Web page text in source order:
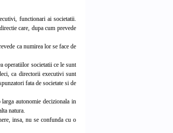
functionari ai societatii.
care, dupa cum prevede
ca numirea lor se face de
operatiilor societatii ce le sunt
ca directorii executivi sunt
fata de societate si de
autonomie decizionala in
natura.
insa, nu se confunda cu o